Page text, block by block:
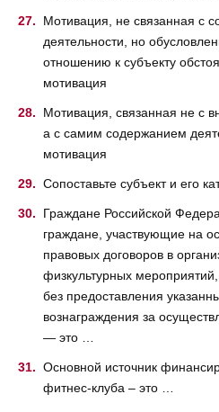
Мотивация, не связанная с
деятельности, но
отношению к субъекту
мотивация
Мотивация, связанная не с
а с самим содержанием
мотивация
Сопоставьте субъект и его
Граждане Российской
граждане, участвующие на
правовых договоров в
физкультурных
без предоставления
вознаграждения за
— это …
Основной источник
фитнес-клуба – это …